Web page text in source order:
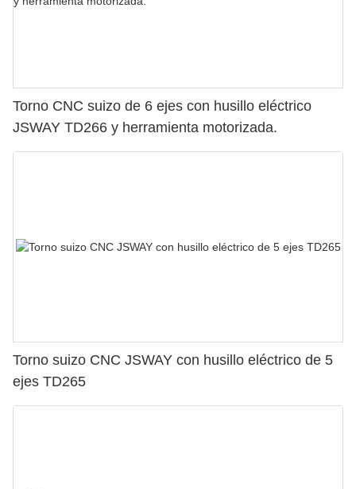
Torno CNC suizo de 6 ejes con husillo eléctrico
JSWAY TD266 y herramienta motorizada.
Torno suizo CNC JSWAY con husillo eléctrico de 5
ejes TD265